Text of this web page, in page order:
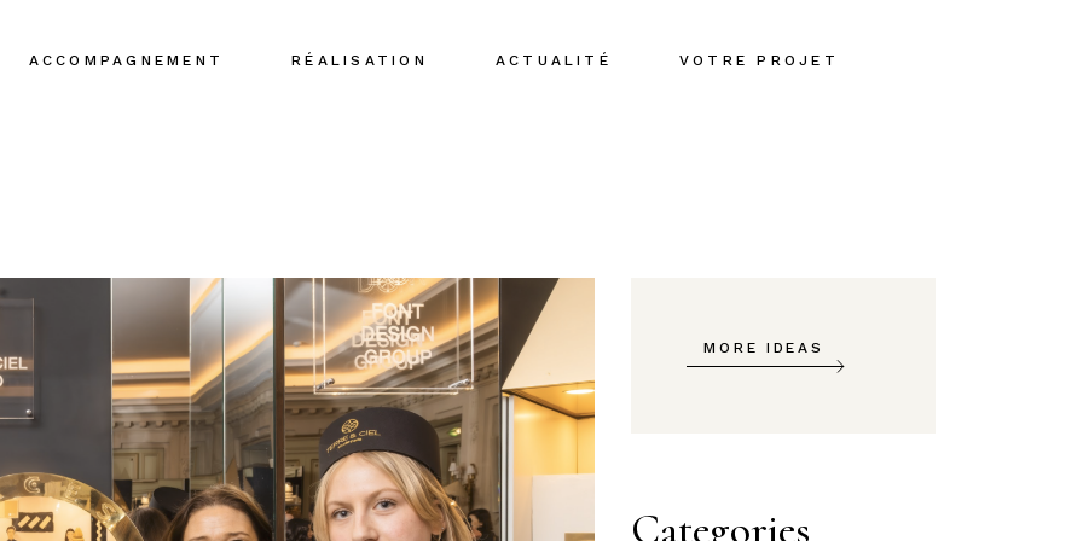
ACCOMPAGNEMENT RÉALISATION ACTUALITÉ VOTRE PROJET
MORE IDEAS
Categories